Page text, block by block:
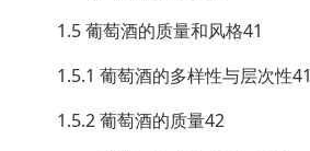
1.5 葡萄酒的质量和风格41
1.5.1 葡萄酒的多样性与层次性41
1.5.2 葡萄酒的质量42